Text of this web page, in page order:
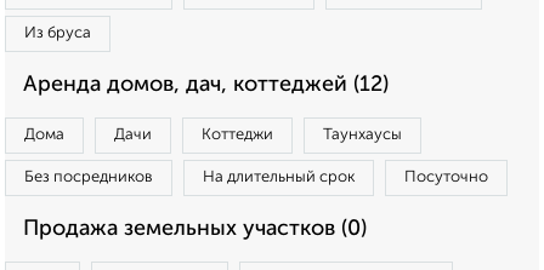
Из бруса
Аренда домов, дач, коттеджей (12)
Дома Дачи Коттеджи Таунхаусы
Без посредников На длительный срок Посуточно
Продажа земельных участков (0)